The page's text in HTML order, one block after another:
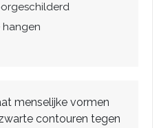
menselijke vormen
contouren tegen